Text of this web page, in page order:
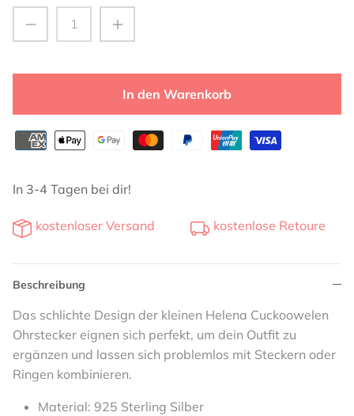
In den Warenkorb
In 3-4 Tagen bei dir!
kostenloser Versand kostenlose Retoure
Beschreibung
Das schlichte Design der kleinen Helena Cuckoowelen
Ohrstecker eignen sich perfekt, um dein Outfit zu
ergänzen und lassen sich problemlos mit Steckern oder
Ringen kombinieren.
Material: 925 Sterling Silber